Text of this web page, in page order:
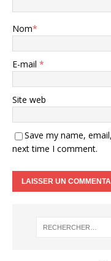
Nom*
E-mail *
Site web
Save my name,
next time I comment.